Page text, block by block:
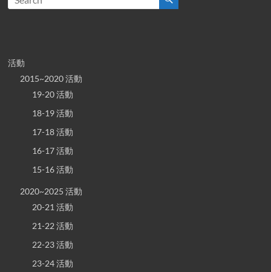
活動
2015~2020 活動
19-20 活動
18-19 活動
17-18 活動
16-17 活動
15-16 活動
2020~2025 活動
20-21 活動
21-22 活動
22-23 活動
23-24 活動